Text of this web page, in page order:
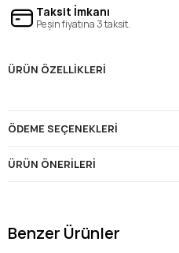
Taksit İmkanı
Peşin fiyatına 3 taksit.
ÜRÜN ÖZELLIKLERI
ÖDEME SEÇENEKLERI
ÜRÜN ÖNERILERI
Benzer Ürünler